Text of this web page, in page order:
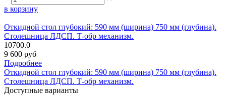
в корзину
Откидной стол глубокий: 590 мм (ширина) 750 мм (глубина).
Столешница ЛДСП. Т-обр механизм.
10700.0
9 600 руб
Подробнее
Откидной стол глубокий: 590 мм (ширина) 750 мм (глубина).
Столешница ЛДСП. Т-обр механизм.
Доступные варианты